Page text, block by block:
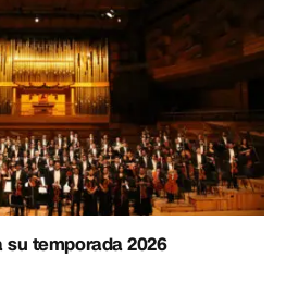
su temporada 2026